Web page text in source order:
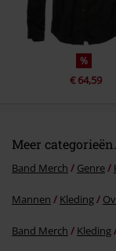
%
€ 64,59
Meer
Band Merch Genre
Mannen Kleding
Band Merch Kleding